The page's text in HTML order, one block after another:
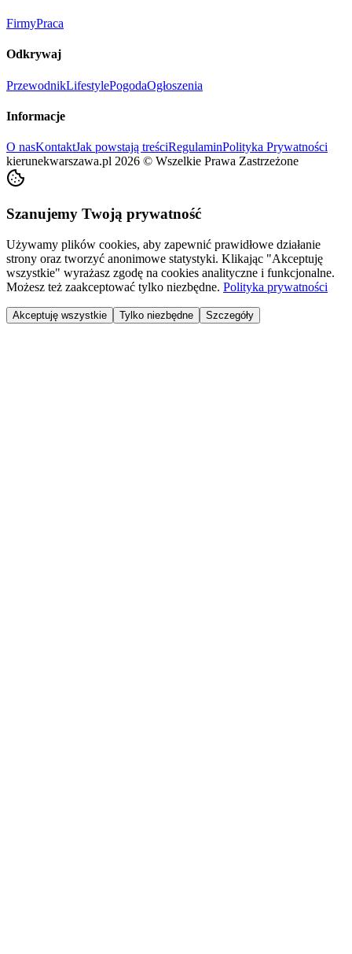
FirmyPraca
Odkrywaj
PrzewodnikLifestylePogodaOgłoszenia
Informacje
O nasKontaktJak powstają treściRegulaminPolityka Prywatności
kierunekwarszawa.pl 2026 © Wszelkie Prawa Zastrzeżone
Szanujemy Twoją prywatność
Używamy plików cookies, aby zapewnić prawidłowe działanie
strony oraz tworzyć anonimowe statystyki. Klikając "Akceptuję
wszystkie" wyrażasz zgodę na cookies analityczne i funkcjonalne.
Możesz też zaakceptować tylko niezbędne. Polityka prywatności
Akceptuję wszystkie Tylko niezbędne Szczegóły